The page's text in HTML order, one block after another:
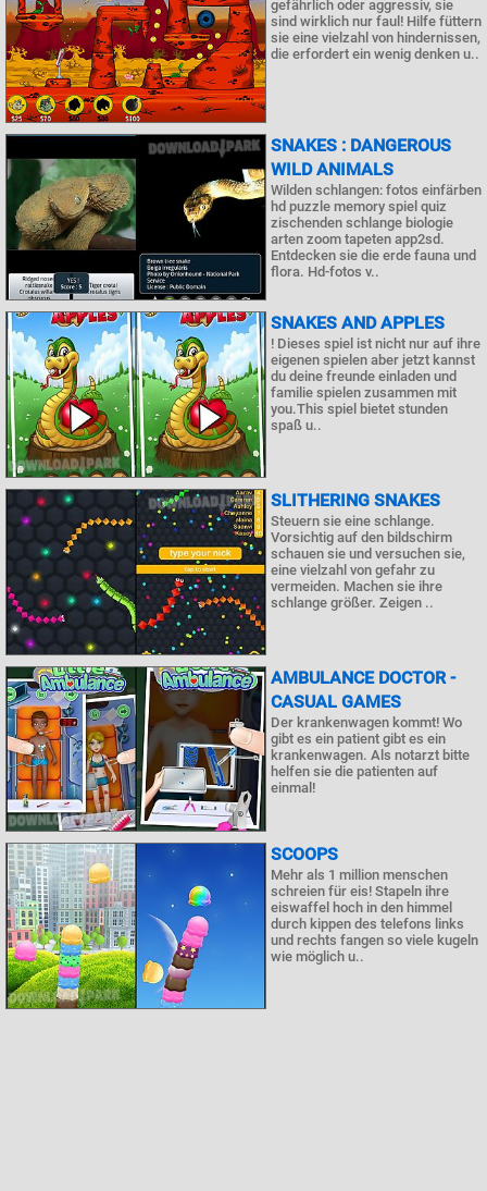
gefährlich oder aggressiv, sie
sind wirklich nur faul! Hilfe füttern
sie eine vielzahl von hindernissen,
die erfordert ein wenig denken u..
SNAKES : DANGEROUS
WILD ANIMALS
Wilden schlangen: fotos einfärben
hd puzzle memory spiel quiz
zischenden schlange biologie
arten zoom tapeten app2sd.
Entdecken sie die erde fauna und
flora. Hd-fotos v..
SNAKES AND APPLES
! Dieses spiel ist nicht nur auf ihre
eigenen spielen aber jetzt kannst
du deine freunde einladen und
familie spielen zusammen mit
you.This spiel bietet stunden
spaß u..
SLITHERING SNAKES
Steuern sie eine schlange.
Vorsichtig auf den bildschirm
schauen sie und versuchen sie,
eine vielzahl von gefahr zu
vermeiden. Machen sie ihre
schlange größer. Zeigen ..
AMBULANCE DOCTOR -
CASUAL GAMES
Der krankenwagen kommt! Wo
gibt es ein patient gibt es ein
krankenwagen. Als notarzt bitte
helfen sie die patienten auf
einmal!
SCOOPS
Mehr als 1 million menschen
schreien für eis! Stapeln ihre
eiswaffel hoch in den himmel
durch kippen des telefons links
und rechts fangen so viele kugeln
wie möglich u..